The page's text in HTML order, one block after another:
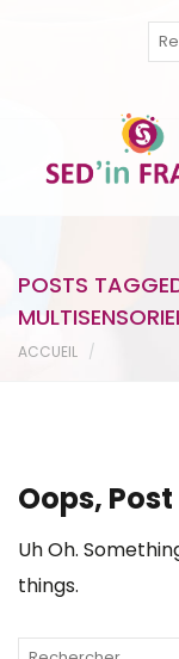
POSTS
ACCUEIL
Oops,
Uh Oh.
things.